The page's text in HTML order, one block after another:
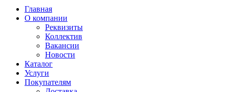
Главная
О компании
Реквизиты
Коллектив
Вакансии
Новости
Каталог
Услуги
Покупателям